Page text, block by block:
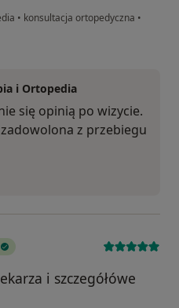
• konsultacja ortopedyczna •
i Ortopedia
się opinią po wizycie.
z przebiegu
i szczegółówe